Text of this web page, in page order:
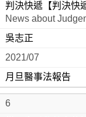
判決快遞【判決快
News about
吳志正
2021/07
月旦醫事法報告
6